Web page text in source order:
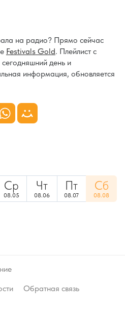
на радио? Прямо сейчас
Festivals Gold. Плейлист с
день и
информация, обновляется
Ср
08.05
Чт
08.06
Пт
08.07
Сб
08.08
Обратная связь